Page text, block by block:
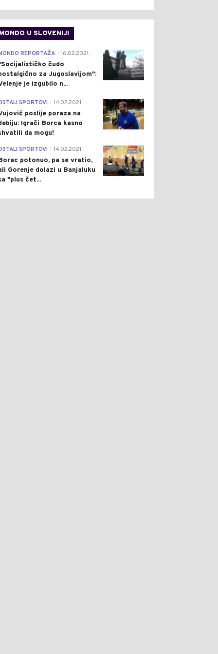
MONDO U SLOVENIJI
4
REPORTAŽA 16.02.2021.
čudo
za Jugoslavijom":
je izgubilo n...
1
SPORTOVI 14.02.2021.
poslije poraza na
Igrači Borca kasno
da mogu!
3
SPORTOVI 14.02.2021.
potonuo, pa se vratio,
Gorenje dolazi u Banjaluku
"plus čet...